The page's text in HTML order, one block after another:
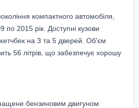
компактного автомобіля,
по 2015 рік. Доступні кузови
на 3 та 5 дверей. Об'єм
56 літрів, що забезпечує хорошу
бензиновим двигуном